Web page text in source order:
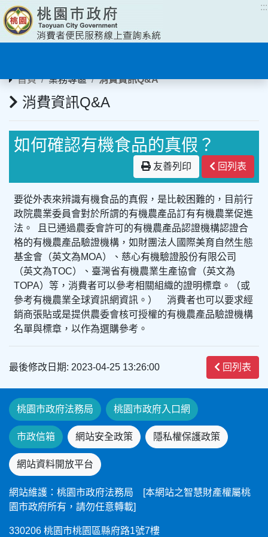
:::
首頁 業務專區 消費資訊Q&A
消費資訊Q&A
如何確認有機食品的真假？
友善列印 回列表
要從外表來辨識有機食品的真假，是比較困難的，目前行
政院農業委員會對於所謂的有機農產品訂有有機農業促進
法。 且已通過農委會許可的有機農產品認證機構認證合
格的有機農產品驗證機構，如財團法人國際美育自然生態
基金會（英文為MOA）、慈心有機驗證股份有限公司
（英文為TOC）、臺灣省有機農業生產協會（英文為
TOPA）等，消費者可以參考相關組織的證明標章。（或
參考有機農業全球資訊網資訊。） 消費者也可以要求經
銷商張貼或是提供農委會核可授權的有機農產品驗證機構
名單與標章，以作為選購參考。
最後修改日期: 2023-04-25 13:26:00 回列表
桃園市政府法務局 桃園市政府入口網
市政信箱 網站安全政策 隱私權保護政策
網站資料開放平台
網站維護：桃園市政府法務局 [本網站之智慧財產權屬桃
園市政府所有，請勿任意轉載]
330206 桃園市桃園區縣府路1號7樓